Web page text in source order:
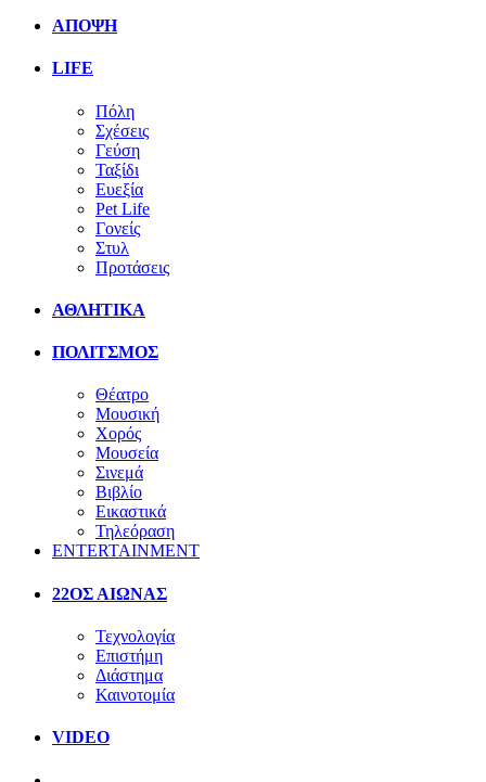
ΑΠΟΨΗ
LIFE
Πόλη
Σχέσεις
Γεύση
Ταξίδι
Ευεξία
Pet Life
Γονείς
Στυλ
Προτάσεις
ΑΘΛΗΤΙΚΑ
ΠΟΛΙΤΣΜΟΣ
Θέατρο
Μουσική
Χορός
Μουσεία
Σινεμά
Βιβλίο
Εικαστικά
Τηλεόραση
ENTERTAINMENT
22ΟΣ ΑΙΩΝΑΣ
Τεχνολογία
Επιστήμη
Διάστημα
Καινοτομία
VIDEO